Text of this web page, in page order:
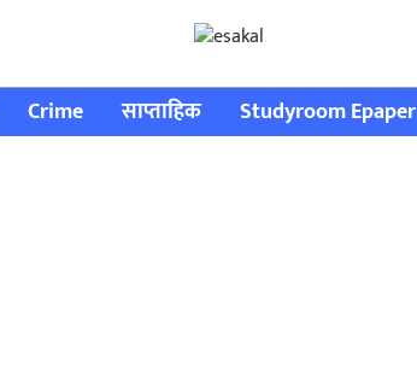
Crime साप्ताहिक Studyroom Epaper